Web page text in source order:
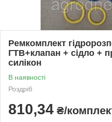
Ремкомплект
ГТВ+клапан + сідло +
силікон
В наявності
Роздріб
810,34 ₴/